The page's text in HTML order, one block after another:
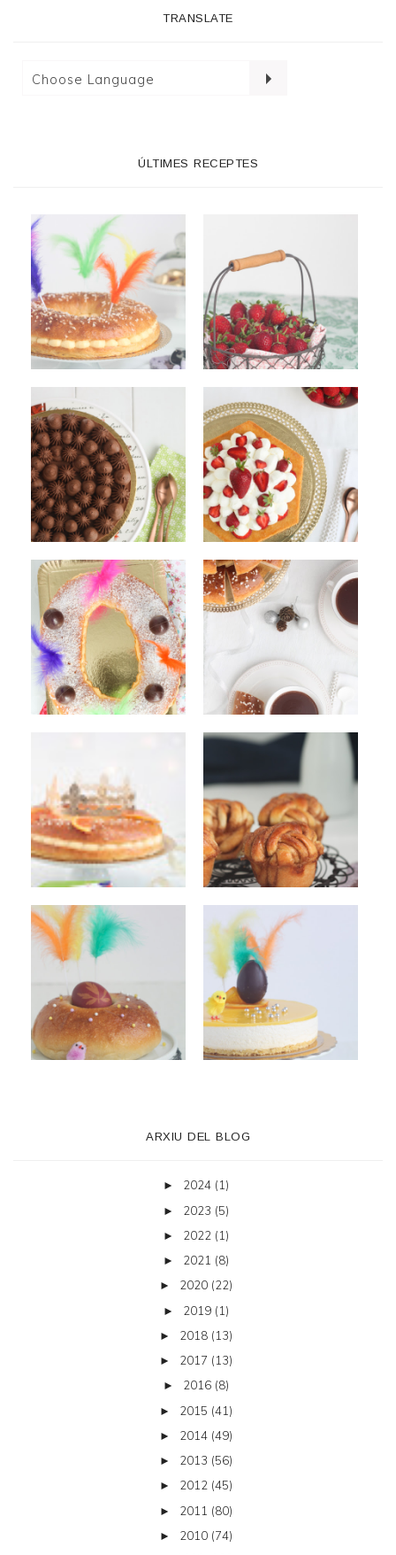
TRANSLATE
ÚLTIMES RECEPTES
ARXIU DEL BLOG
► 2024 (1)
► 2023 (5)
► 2022 (1)
► 2021 (8)
► 2020 (22)
► 2019 (1)
► 2018 (13)
► 2017 (13)
► 2016 (8)
► 2015 (41)
► 2014 (49)
► 2013 (56)
► 2012 (45)
► 2011 (80)
► 2010 (74)